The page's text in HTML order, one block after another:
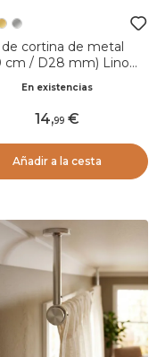
de cortina de metal
cm / D28 mm) Lino
En existencias
14,99
Añadir a la cesta